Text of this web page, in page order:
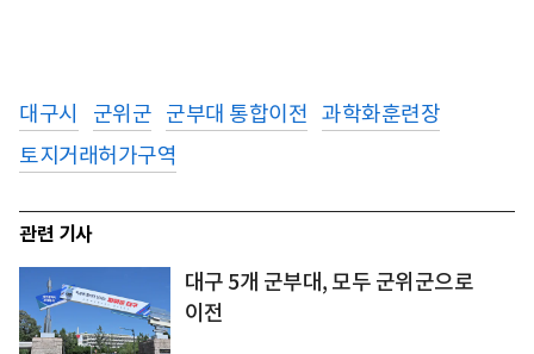
대구시 군위군 군부대 통합이전 과학화훈련장
토지거래허가구역
관련 기사
대구 5개 군부대, 모두 군위군으로
이전